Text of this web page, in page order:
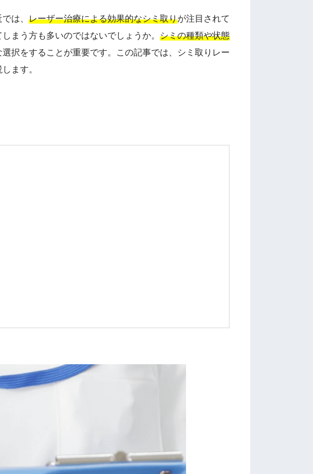
は、 レーザー治療による効果的なシミ取りが注目されて
まう方も多いのではないでしょうか。 シミの種類や状態
択をすることが重要です。この記事では、シミ取りレー
ます。